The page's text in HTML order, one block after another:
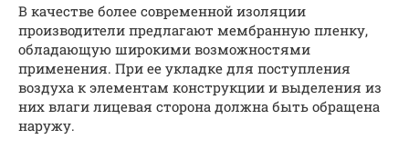
В качестве более современной изоляции
производители предлагают мембранную пленку,
обладающую широкими возможностями
применения. При ее укладке для поступления
воздуха к элементам конструкции и выделения из
них влаги лицевая сторона должна быть обращена
наружу.